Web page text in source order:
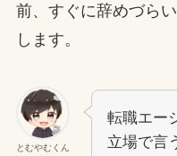
前、すぐに辞めづら
します。
とむやむくん
転職エー
立場で言